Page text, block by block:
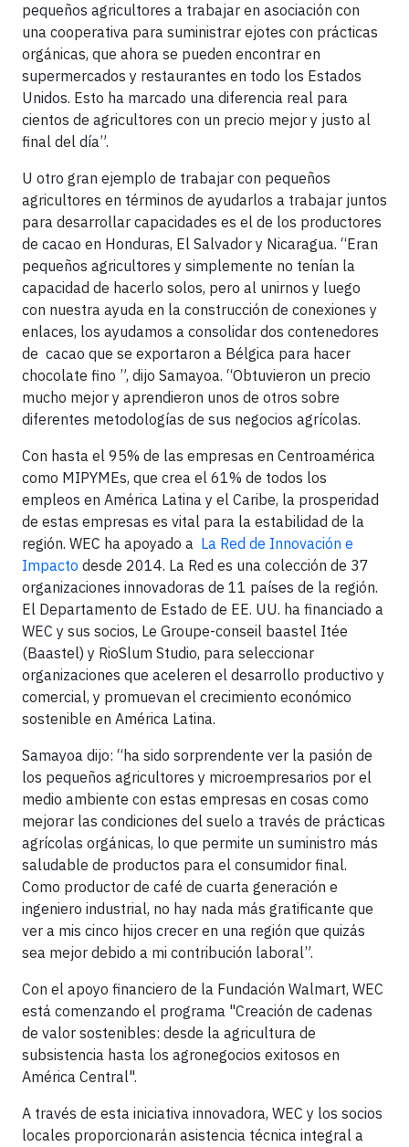
pequeños agricultores a trabajar en asociación con
una cooperativa para suministrar ejotes con prácticas
orgánicas, que ahora se pueden encontrar en
supermercados y restaurantes en todo los Estados
Unidos. Esto ha marcado una diferencia real para
cientos de agricultores con un precio mejor y justo al
final del día”.
U otro gran ejemplo de trabajar con pequeños
agricultores en términos de ayudarlos a trabajar juntos
para desarrollar capacidades es el de los productores
de cacao en Honduras, El Salvador y Nicaragua. “Eran
pequeños agricultores y simplemente no tenían la
capacidad de hacerlo solos, pero al unirnos y luego
con nuestra ayuda en la construcción de conexiones y
enlaces, los ayudamos a consolidar dos contenedores
de cacao que se exportaron a Bélgica para hacer
chocolate fino ”, dijo Samayoa. “Obtuvieron un precio
mucho mejor y aprendieron unos de otros sobre
diferentes metodologías de sus negocios agrícolas.
Con hasta el 95% de las empresas en Centroamérica
como MIPYMEs, que crea el 61% de todos los
empleos en América Latina y el Caribe, la prosperidad
de estas empresas es vital para la estabilidad de la
región. WEC ha apoyado a La Red de Innovación e
Impacto desde 2014. La Red es una colección de 37
organizaciones innovadoras de 11 países de la región.
El Departamento de Estado de EE. UU. ha financiado a
WEC y sus socios, Le Groupe-conseil baastel Itée
(Baastel) y RioSlum Studio, para seleccionar
organizaciones que aceleren el desarrollo productivo y
comercial, y promuevan el crecimiento económico
sostenible en América Latina.
Samayoa dijo: “ha sido sorprendente ver la pasión de
los pequeños agricultores y microempresarios por el
medio ambiente con estas empresas en cosas como
mejorar las condiciones del suelo a través de prácticas
agrícolas orgánicas, lo que permite un suministro más
saludable de productos para el consumidor final.
Como productor de café de cuarta generación e
ingeniero industrial, no hay nada más gratificante que
ver a mis cinco hijos crecer en una región que quizás
sea mejor debido a mi contribución laboral”.
Con el apoyo financiero de la Fundación Walmart, WEC
está comenzando el programa "Creación de cadenas
de valor sostenibles: desde la agricultura de
subsistencia hasta los agronegocios exitosos en
América Central".
A través de esta iniciativa innovadora, WEC y los socios
locales proporcionarán asistencia técnica integral a